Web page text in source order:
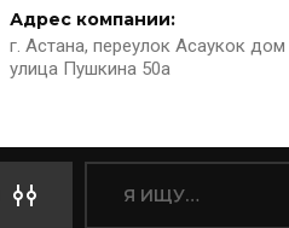
Адрес компании:
г. Астана, переулок Асаукок дом
улица Пушкина 50а